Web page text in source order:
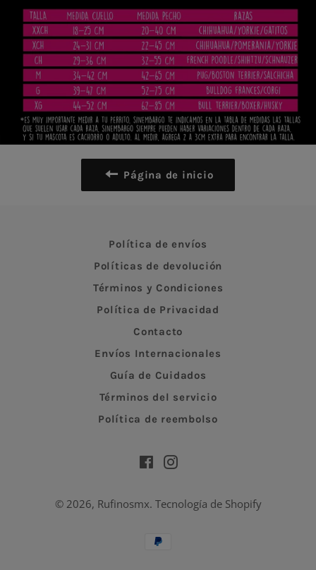
Página de inicio
Política de envíos
Políticas de devolución
Términos y Condiciones
Política de Privacidad
Contacto
Envíos Internacionales
Guía de Cuidados
Términos del servicio
Política de reembolso
FacebookInstagram
© 2026, Rufinosmx. Tecnología de Shopify
Métodos
de